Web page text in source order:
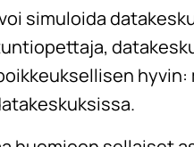
simuloida